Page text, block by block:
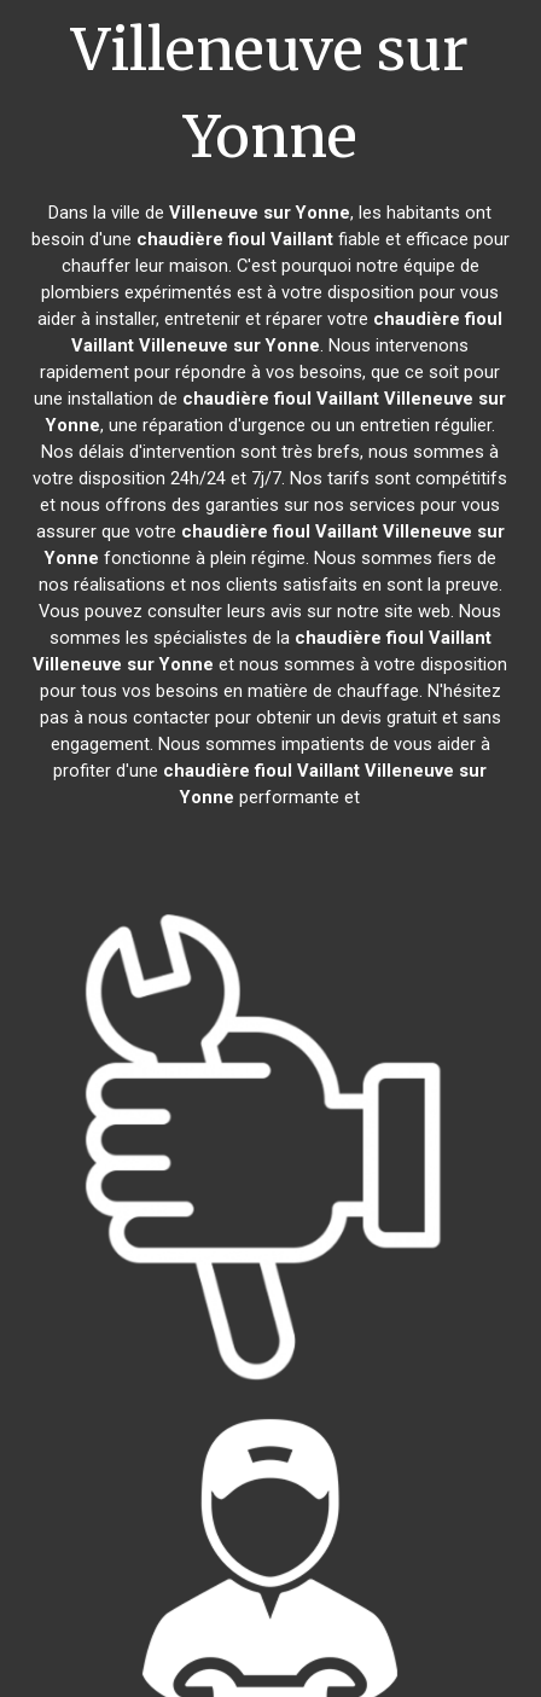
Villeneuve sur
Yonne
Dans la ville deVilleneuve sur Yonne, les habitants ont
besoin d'une chaudière fioul Vaillantfiable et efficace pour
chauffer leur maison. C'est pourquoi notre équipe de
plombiers expérimentés est à votre disposition pour vous
aider à installer, entretenir et réparer votre chaudière fioul
Vaillant Villeneuve sur Yonne. Nous intervenons
rapidement pour répondre à vos besoins, que ce soit pour
une installation de chaudière fioul Vaillant Villeneuve sur
Yonne, une réparation d'urgence ou un entretien régulier.
Nos délais d'intervention sont très brefs, nous sommes à
votre disposition 24h/24 et 7j/7. Nos tarifs sont compétitifs
et nous offrons des garanties sur nos services pour vous
assurer que votre chaudière fioul Vaillant Villeneuve sur
Yonne fonctionne à plein régime. Nous sommes fiers de
nos réalisations et nos clients satisfaits en sont la preuve.
Vous pouvez consulter leurs avis sur notre site web. Nous
sommes les spécialistes de la chaudière fioul Vaillant
Villeneuve sur Yonne et nous sommes à votre disposition
pour tous vos besoins en matière de chauffage. N'hésitez
pas à nous contacter pour obtenir un devis gratuit et sans
engagement. Nous sommes impatients de vous aider à
profiter d'une chaudière fioul Vaillant Villeneuve sur
Yonne performante et